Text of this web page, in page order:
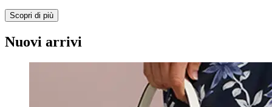
Scopri di più
Nuovi arrivi